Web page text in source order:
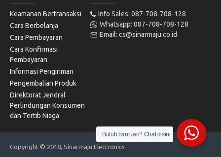
Keamanan Bertransaksi
Cara Berbelanja
Cara Pembayaran
Cara Konfirmasi
Pembayaran
Informasi Pengiriman
Pengembalian Produk
Direktorat Jendral
Perlindungan Konsumen
dan Tertib Niaga
Info Sales: 087-708-708-128
Whatsapp: 087-708-708-128
Email: cs@sinarmaju.co.id
Copyright © 2018, Sinarmaju Electronics
Butuh bantuan? Chat disini